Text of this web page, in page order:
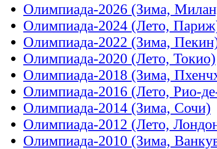
Олимпиада-2026 (Зима,
Олимпиада-2024 (Лето,
Олимпиада-2022 (Зима,
Олимпиада-2020 (Лето, Токио)
Олимпиада-2018 (Зима,
Олимпиада-2016 (Лето, Рио-
Олимпиада-2014 (Зима, Сочи)
Олимпиада-2012 (Лето,
Олимпиада-2010 (Зима,